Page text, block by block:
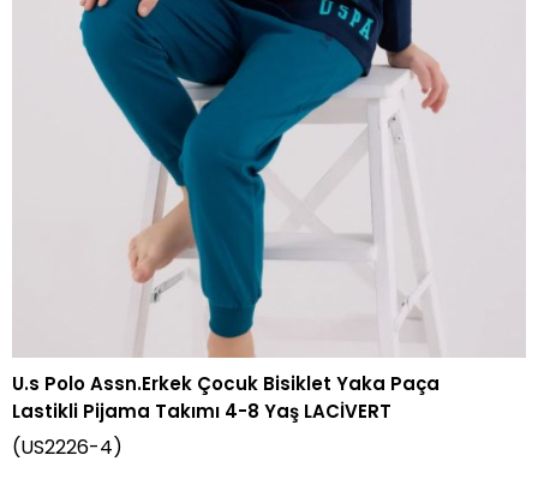
U.s Polo Assn.Erkek Çocuk Bisiklet Yaka Paça
Lastikli Pijama Takımı 4-8 Yaş LACİVERT
(US2226-4)